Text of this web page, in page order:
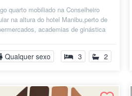
quarto mobiliado na Conselheiro
na altura do hotel Manibu,perto de
academias de ginástica
Qualquer sexo 3 2